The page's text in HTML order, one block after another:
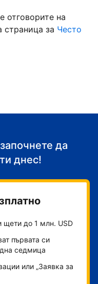
отговорите на
страница за Често
да
днес!
щети до 1 млн. USD
първата си
седмица
или „Заявка за